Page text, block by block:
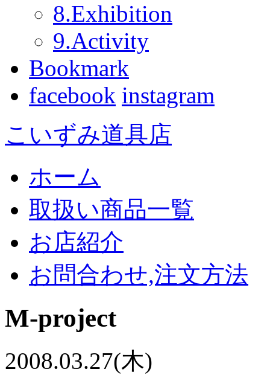
8.Exhibition
9.Activity
Bookmark
facebook instagram
こいずみ道具店
ホーム
取扱い商品一覧
お店紹介
お問合わせ,注文方法
M-project
2008.03.27(木)